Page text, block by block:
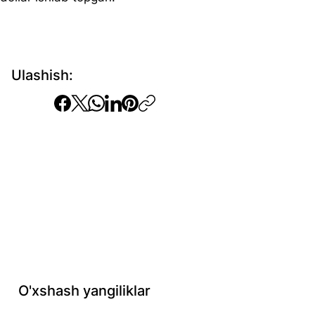
Ulashish:
O'xshash yangiliklar